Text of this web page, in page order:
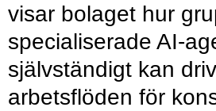
visar bolaget hur
specialiserade AI-
självständigt kan
arbetsflöden för